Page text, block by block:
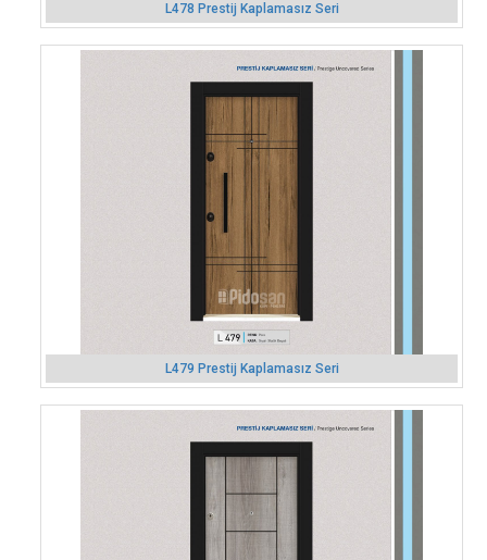
L478 Prestij Kaplamasız Seri
L479 Prestij Kaplamasız Seri